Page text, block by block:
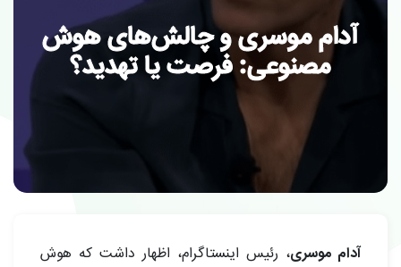
آدام موسری و چالش‌های هوش
مصنوعی: فرصت یا تهدید؟
آدام موسری، رئیس اینستاگرام، اظهار داشت که هوش